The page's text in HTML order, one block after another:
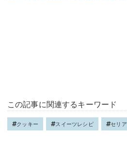
この記事に関連するキーワード
クッキー スイーツレシピ セリア